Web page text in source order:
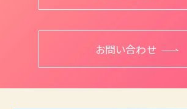
お問い合わせ